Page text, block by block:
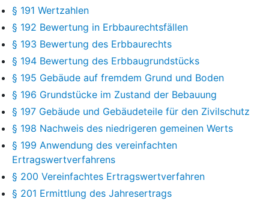
§ 191 Wertzahlen
§ 192 Bewertung in Erbbaurechtsfällen
§ 193 Bewertung des Erbbaurechts
§ 194 Bewertung des Erbbaugrundstücks
§ 195 Gebäude auf fremdem Grund und Boden
§ 196 Grundstücke im Zustand der Bebauung
§ 197 Gebäude und Gebäudeteile für den Zivilschutz
§ 198 Nachweis des niedrigeren gemeinen Werts
§ 199 Anwendung des vereinfachten
Ertragswertverfahrens
§ 200 Vereinfachtes Ertragswertverfahren
§ 201 Ermittlung des Jahresertrags